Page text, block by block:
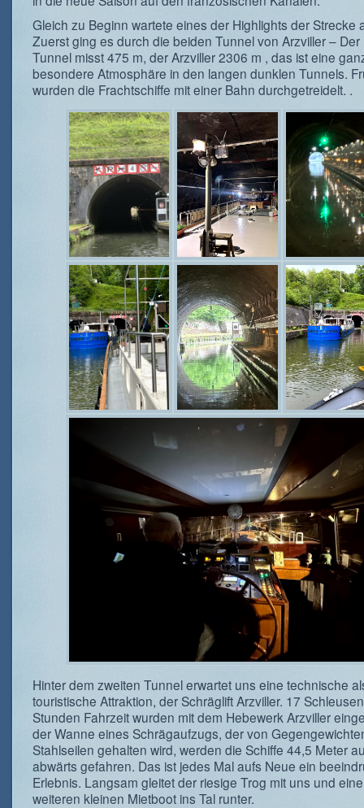
Gleich zu Beginn wartete eines der Highlights der Strecke
Zuerst ging es durch die beiden Tunnel von Arzviller – Der
Tunnel misst 475 m, der Arzviller 2306 m , das ist eine
besondere Atmosphäre in den langen dunklen Tunnels.
wurden die Frachtschiffe mit einer Bahn durchgetreidelt. .
Hinter dem zweiten Tunnel erwartet uns eine technische
touristische Attraktion, der Schräglift Arzviller. 17
Stunden Fahrzeit wurden mit dem Hebewerk Arzviller
der Wanne eines Schrägaufzugs, der von
Stahlseilen gehalten wird, werden die Schiffe 44,5 Meter
abwärts gefahren. Das ist jedes Mal aufs Neue ein
Erlebnis. Langsam gleitet der riesige Trog mit uns und
weiteren kleinen Mietboot ins Tal runter.